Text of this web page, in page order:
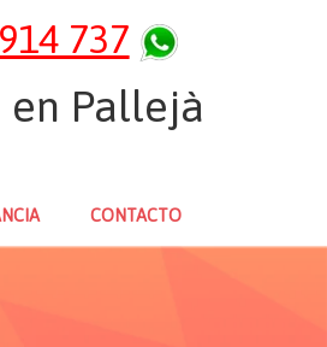
737
en Pallejà
CONTACTO